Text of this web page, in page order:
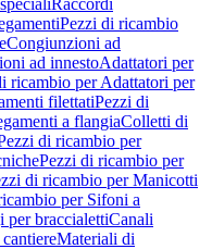
Raccordi
Pezzi di ricambio
Congiunzioni ad
ad innestoAdattatori per
ricambio per Adattatori per
filettatiPezzi di
a flangiaColletti di
di ricambio per
Pezzi di ricambio per
di ricambio per Manicotti
per Sifoni a
per braccialettiCanali
Materiali di